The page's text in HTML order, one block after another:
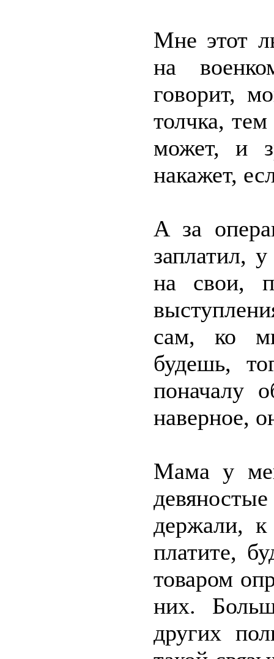
Мне этот
на
говорит,
толчка,
может, и
накажет,
А за
заплатил,
на свои,
сам, ко
будешь,
поначалу
наверное,
Мама у
держали,
платите,
товаром
них.
других